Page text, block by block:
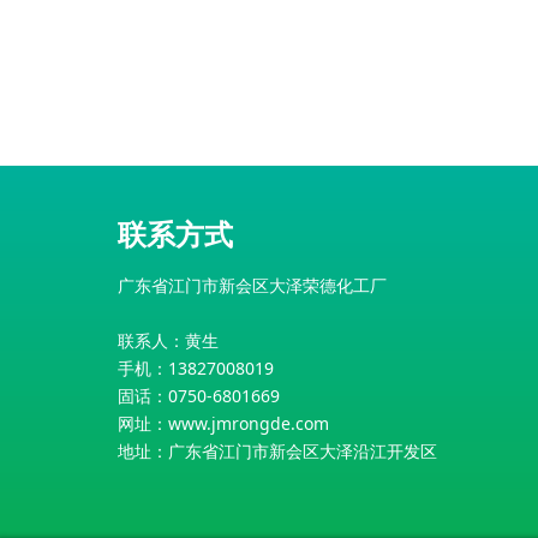
联系方式
广东省江门市新会区大泽荣德化工厂
联系人：黄生
手机：13827008019
固话：0750-6801669
网址： www.jmrongde.com
地址：广东省江门市新会区大泽沿江开发区